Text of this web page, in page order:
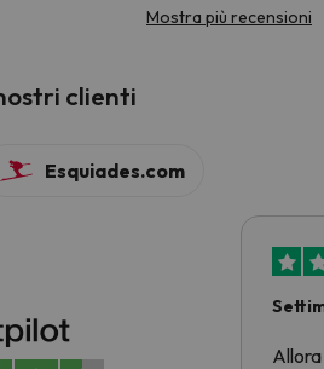
Mostra più recensioni
clienti
Esquiades.com
Allora